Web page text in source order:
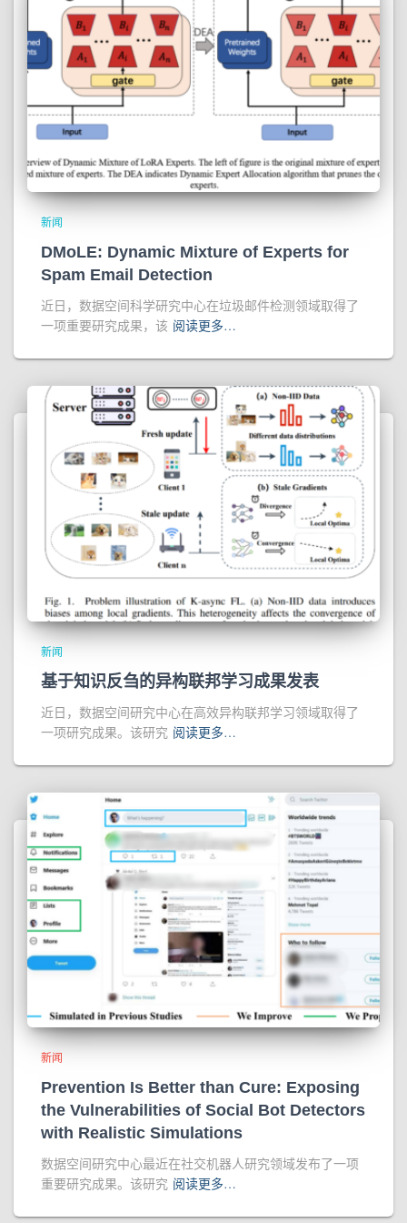
新闻
DMoLE: Dynamic Mixture of Experts for
Spam Email Detection
近日，数据空间科学研究中心在垃圾邮件检测领域取得了
一项重要研究成果，该 阅读更多…
新闻
基于知识反刍的异构联邦学习成果发表
近日，数据空间研究中心在高效异构联邦学习领域取得了
一项研究成果。该研究 阅读更多…
新闻
Prevention Is Better than Cure: Exposing
the Vulnerabilities of Social Bot Detectors
with Realistic Simulations
数据空间研究中心最近在社交机器人研究领域发布了一项
重要研究成果。该研究 阅读更多…